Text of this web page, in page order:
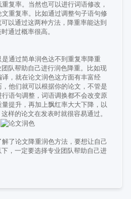
复率。当然也可以进行词语修改，
重复率。比如通过调整句子语句修
可以通过这两种方法，降重率能达到
通过概率很高。
是通过简单润色达不到重复率降重
队帮助自己进行润色降重。比如现
，就在论文润色这方面有丰富经
他们就可以根据你的论文，不管是
语句调整，词语调换都不会改变原
提升，再加上飘红率大大下降，以
这样的论文在发表时就很容易通过。
解了论文降重润色方法，要想让自己
下，一定要选择专业团队帮助自己进